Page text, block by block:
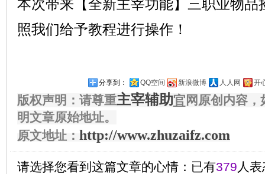
本次带来【全新主宰功能】三职业物品
照我们给予教程进行操作！
分享到： QQ空间 新浪微博 人人网 开
版权声明：请尊重主宰辅助官 网原创内容
明文章原始地址。
原文地址： http://www.zhuzaifz.com
请选择您看到这篇文章的心情：已有379 人